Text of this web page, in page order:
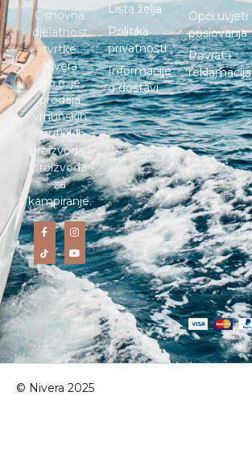
Osnovna
djelatnost
tvrtke
Nivera
d.o.o. je
prodaja
vrhunskih
nautičkih
proizvoda i
proizvoda
za
kampiranje.
Lista želja
Politika
privatnosti
Informacije
o dostavi
Opći uvjeti
poslovanja
Povrat i
reklamacija
© Nivera 2025